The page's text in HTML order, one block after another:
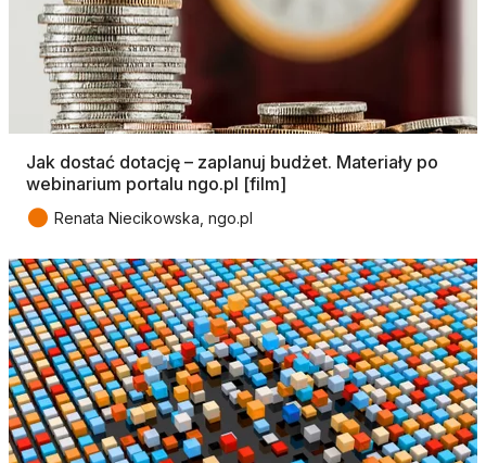
Jak dostać dotację – zaplanuj budżet. Materiały po
webinarium portalu ngo.pl [film]
● Renata Niecikowska, ngo.pl